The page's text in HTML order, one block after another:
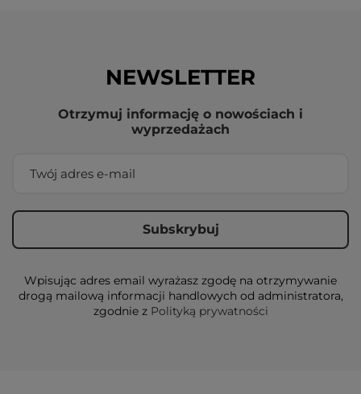
NEWSLETTER
Otrzymuj informację o nowościach i
wyprzedażach
Wpisując adres email wyrażasz zgodę na otrzymywanie
drogą mailową informacji handlowych od administratora,
zgodnie z Polityką prywatności